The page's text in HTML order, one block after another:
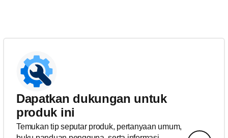
Dapatkan dukungan untuk
produk ini
Temukan tip seputar produk, pertanyaan umum,